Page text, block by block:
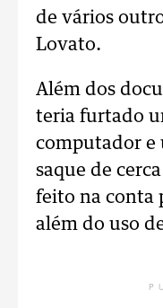
de vários
Lovato.
Além dos
teria furtado
computador e
saque de
feito na conta
além do uso